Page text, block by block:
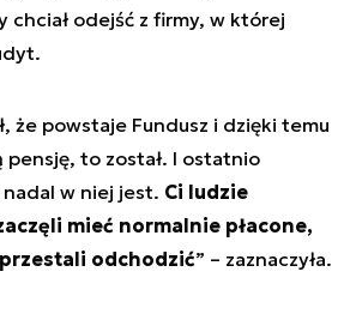
chciał odejść z firmy, w której
że powstaje Fundusz i dzięki temu
pensję, to został. I ostatnio
w niej jest. Ci ludzie
mieć normalnie płacone,
odchodzić” – zaznaczyła.